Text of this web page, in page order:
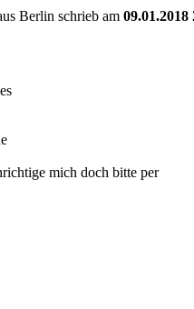
Berlin schrieb am 09.01.2018
mich doch bitte per